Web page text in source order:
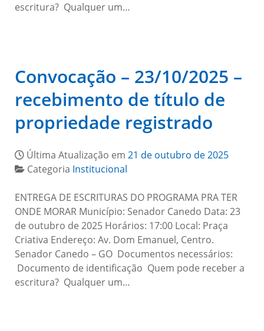
escritura? Qualquer um…
Convocação – 23/10/2025 –
recebimento de título de
propriedade registrado
Última Atualização em 21 de outubro de 2025
Categoria Institucional
ENTREGA DE ESCRITURAS DO PROGRAMA PRA TER
ONDE MORAR Município: Senador Canedo Data: 23
de outubro de 2025 Horários: 17:00 Local: Praça
Criativa Endereço: Av. Dom Emanuel, Centro.
Senador Canedo – GO Documentos necessários:
Documento de identificação Quem pode receber a
escritura? Qualquer um…